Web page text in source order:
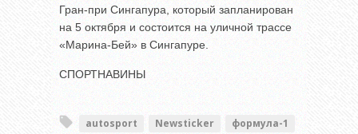
Гран-при Сингапура, который запланирован
на 5 октября и состоится на уличной трассе
«Марина-Бей» в Сингапуре.
СПОРТНАВИНЫ
autosport Newsticker
формула-1